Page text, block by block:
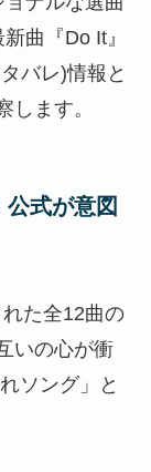
曲『Do It』
バレ)情報と
します。
公式が意図
た全12曲の
いの心が衝
ソング」と